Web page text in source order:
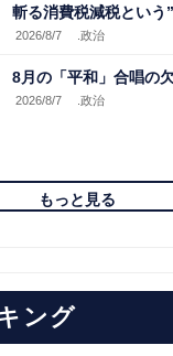
斬る消費税減税という
2026/8/7 .政治
8月の「平和」合唱の
2026/8/7 .政治
もっと見る
ング